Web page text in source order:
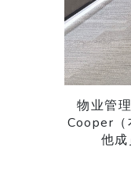
物业管
Cooper
他